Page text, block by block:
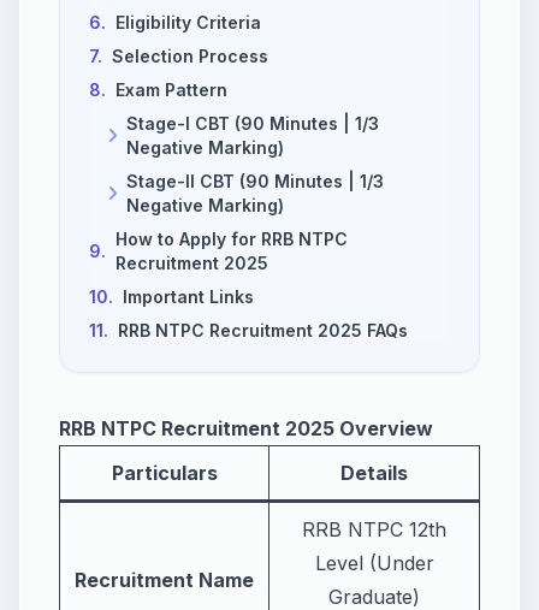
6. Eligibility Criteria
7. Selection Process
8. Exam Pattern
Stage-I CBT (90 Minutes | 1/3
Negative Marking)
Stage-II CBT (90 Minutes | 1/3
Negative Marking)
9.
How to Apply for RRB NTPC
Recruitment 2025
10. Important Links
11. RRB NTPC Recruitment 2025 FAQs
RRB NTPC Recruitment 2025 Overview
Particulars
Details
Recruitment Name
RRB NTPC 12th
Level (Under
Graduate)